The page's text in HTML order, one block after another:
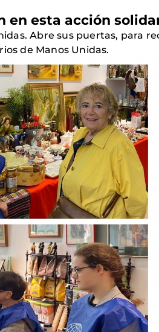
en esta acción
Abre sus puertas, para
de Manos Unidas.